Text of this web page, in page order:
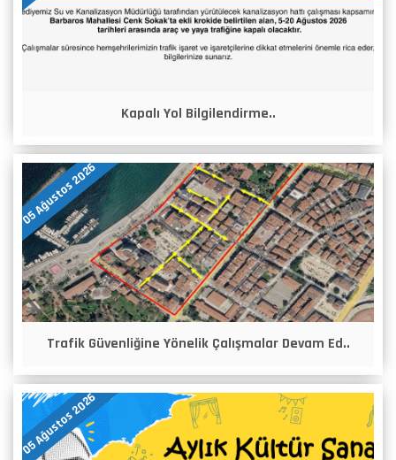
Kapalı Yol Bilgilendirme..
05 Ağustos 2026
Trafik Güvenliğine Yönelik Çalışmalar Devam Ed..
05 Ağustos 2026